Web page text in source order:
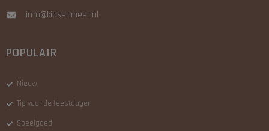
info@kidsenmeer.nl
POPULAIR
Nieuw
Tip voor de feestdagen
Speelgoed